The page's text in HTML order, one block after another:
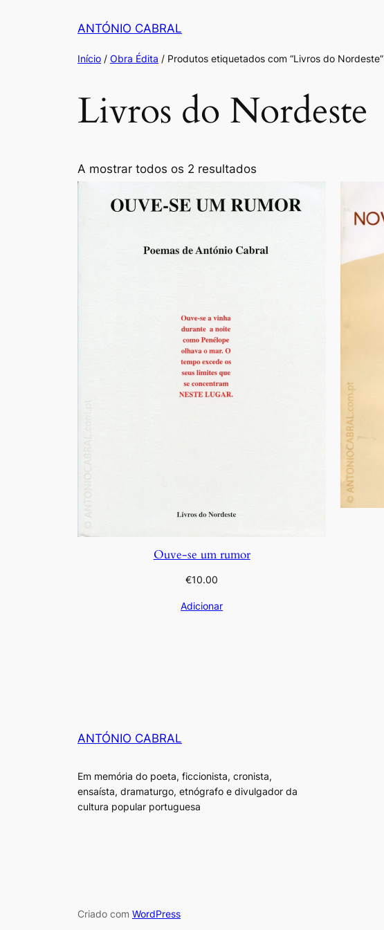
ANTÓNIO CABRAL
Início / Obra Édita / Produtos etiquetados com “Livros do Nordeste”
Livros do Nordeste
A mostrar todos os 2 resultados
popularidade
Ouve-se um rumor
€10.00
Adicionar
ANTÓNIO CABRAL
Em memória do poeta, ficcionista, cronista,
ensaísta, dramaturgo, etnógrafo e divulgador da
cultura popular portuguesa
Criado com WordPress